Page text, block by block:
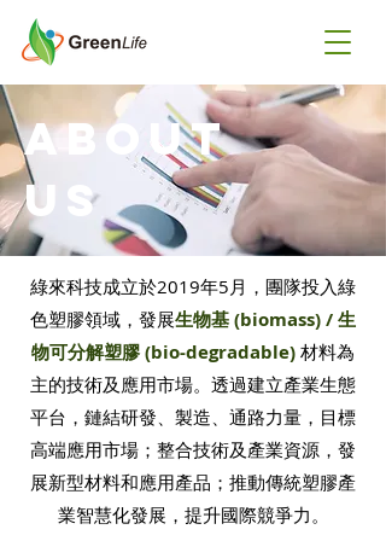
about
US
綠來科技成立於2019年5月，團隊投入綠
色塑膠領域，發展生物基 (biomass) / 生
物可分解塑膠 (bio-degradable) 材料為
主的技術及應用市場。透過建立產業生態
平台，鏈結研發、製造、通路力量，目標
高端應用市場；整合技術及產業資源，發
展新型材料和應用產品；推動傳統塑膠產
業智慧化發展，提升國際競爭力。